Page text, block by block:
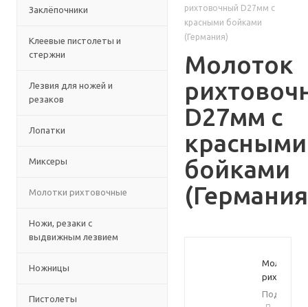
Заклёпочники
Клеевые пистолеты и
стержни
Лезвия для ножей и
резаков
Лопатки
Миксеры
Молотки рихтовочные
Ножи, резаки с
выдвижным лезвием
Ножницы
Пистолеты
рихтовочный D27мм с
красными бойками
(Германия)
Молоток
D27мм с
красными
бойками
Молоток
D27мм